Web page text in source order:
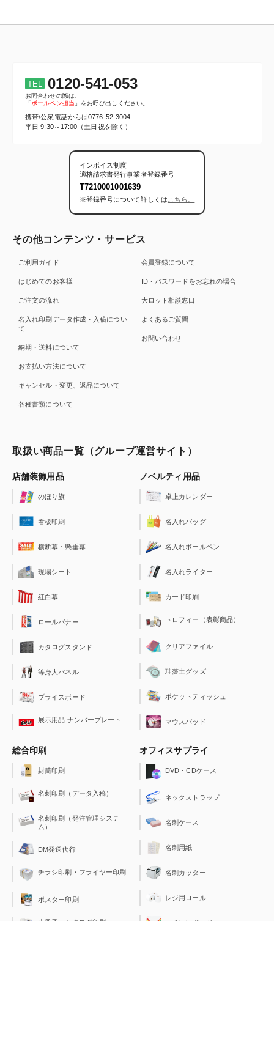
TEL 0120-541-053
お問合わせの際は、
「ボールペン担当 」をお呼び出しください。
携帯/公衆電話からは0776-52-3004
平日 9:30～17:00（土日祝を除く）
インボイス制度
適格請求書発行事業者登録番号
T7210001001639
※登録番号について詳しくは こちら。
その他コンテンツ・サービス
ご利用ガイド
はじめてのお客様
ご注文の流れ
名入れ印刷データ作成・入稿につい
て
納期・送料について
お支払い方法について
キャンセル・変更、返品について
各種書類について
会員登録について
ID・パスワードをお忘れの場合
大ロット相談窓口
よくあるご質問
お問い合わせ
取扱い商品一覧（グループ運営サイト）
店舗装飾用品
のぼり旗
看板印刷
横断幕・懸垂幕
現場シート
紅白幕
ロールバナー
カタログスタンド
等身大パネル
プライスボード
展示用品 ナンバープレート
ノベルティ用品
卓上カレンダー
名入れバッグ
名入れボールペン
名入れライター
カード印刷
トロフィー（表彰商品）
クリアファイル
珪藻土グッズ
ポケットティッシュ
マウスパッド
総合印刷
封筒印刷
名刺印刷（データ入稿）
名刺印刷（発注管理システ
ム）
DM発送代行
チラシ印刷・フライヤー印刷
ポスター印刷
小冊子・カタログ印刷
オフィスサプライ
DVD・CDケース
ネックストラップ
名刺ケース
名刺用紙
名刺カッター
レジ用ロール
スチレンボード